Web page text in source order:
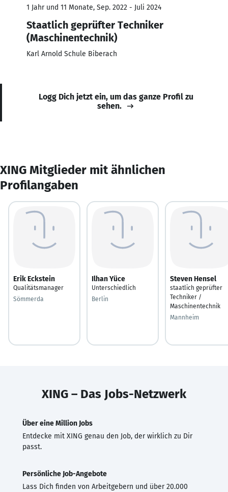
1 Jahr und 11 Monate, Sep. 2022 - Juli 2024
Staatlich geprüfter Techniker
(Maschinentechnik)
Karl Arnold Schule Biberach
Logg Dich jetzt ein, um das ganze Profil zu
sehen.
XING Mitglieder mit ähnlichen
Profilangaben
Erik Eckstein
Qualitätsmanager
Sömmerda
Ilhan Yüce
Unterschiedlich
Berlin
Steven Hensel
staatlich geprüfter
Techniker /
Maschinentechnik
Mannheim
XING – Das Jobs-Netzwerk
Über eine Million Jobs
Entdecke mit XING genau den Job, der wirklich zu Dir
passt.
Persönliche Job-Angebote
Lass Dich finden von Arbeitgebern und über 20.000